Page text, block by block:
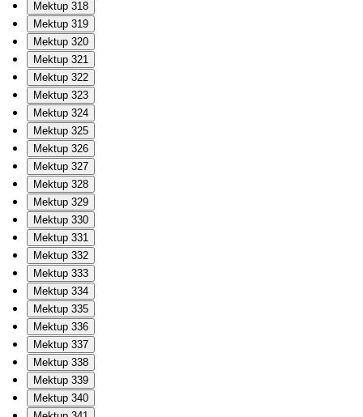
Mektup 318
Mektup 319
Mektup 320
Mektup 321
Mektup 322
Mektup 323
Mektup 324
Mektup 325
Mektup 326
Mektup 327
Mektup 328
Mektup 329
Mektup 330
Mektup 331
Mektup 332
Mektup 333
Mektup 334
Mektup 335
Mektup 336
Mektup 337
Mektup 338
Mektup 339
Mektup 340